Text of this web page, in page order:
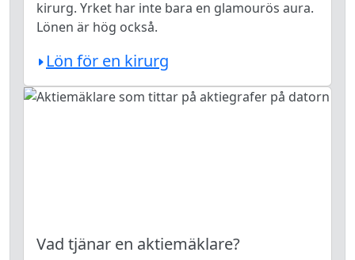
kirurg. Yrket har inte bara en glamourös aura.
Lönen är hög också.
Lön för en kirurg
Vad tjänar en aktiemäklare?